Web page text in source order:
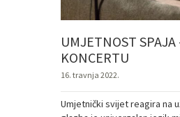
UMJETNOST
KONCERTU
16. travnja 2022.
Umjetnički svijet reagira na